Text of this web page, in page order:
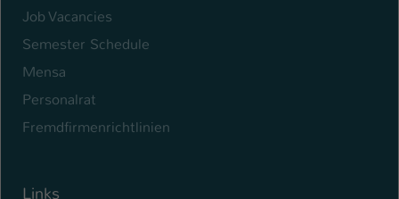
Job Vacancies
Semester Schedule
Mensa
Personalrat
Fremdfirmenrichtlinien
Links